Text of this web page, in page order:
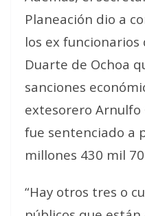
Planeación dio a
los ex funcionarios
Duarte de Ochoa
sanciones
extesorero Arnulfo
fue sentenciado a
millones 430 mil
“Hay otros tres o